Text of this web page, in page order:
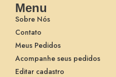
Menu
Sobre Nós
Contato
Meus Pedidos
Acompanhe seus pedidos
Editar cadastro